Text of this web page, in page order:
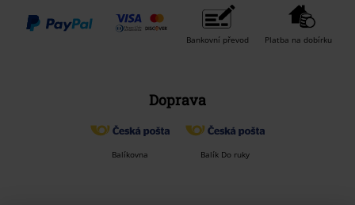
Bankovní převod Platba na dobírku
Doprava
Balíkovna Balík Do ruky